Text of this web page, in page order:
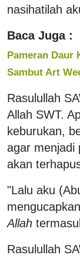
nasihatilah
Baca Juga :
Pameran Daur
Sambut Art
Rasulullah
Allah SWT.
keburukan,
agar menjadi
akan
"Lalu aku
Allah
Rasulullah